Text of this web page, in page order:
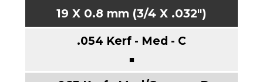
19 X 0.8 mm (3/4 X .032")
■